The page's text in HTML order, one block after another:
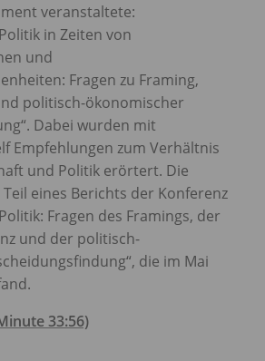
veranstaltete:
in Zeiten von
und
Fragen zu Framing,
politisch-ökonomischer
Dabei wurden mit
Empfehlungen zum Verhältnis
und Politik erörtert. Die
eines Berichts der Konferenz
Fragen des Framings, der
und der politisch-
die im Mai
33:56)